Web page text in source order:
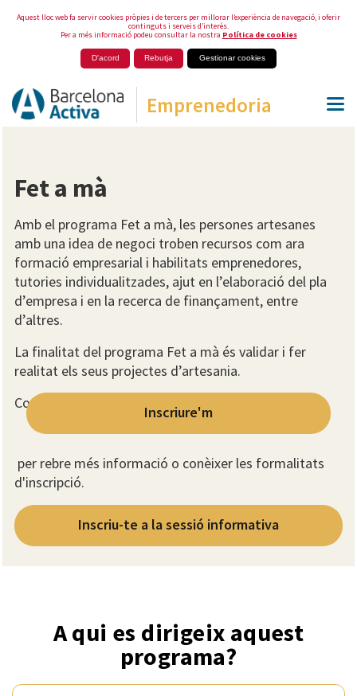
Aquest lloc web fa servir cookies pròpies i de tercers per millorar l’experiència de navegació, i oferir
continguts i serveis d’interès.
Per a més informació podeu consultar la nostra Política de cookies
D'acord Rebutja Gestionar cookies
Emprenedoria
Fet a mà
Amb el programa Fet a mà, les persones artesanes
amb una idea de negoci troben recursos com ara
formació empresarial i habilitats emprenedores,
tutories individualitzades, ajut en l’elaboració del pla
d’empresa i en la recerca de finançament, entre
d’altres.
La finalitat del programa Fet a mà és validar i fer
realitat els seus projectes d’artesania.
Contacta amb
Inscriure'm
per rebre més informació o conèixer les formalitats
d'inscripció.
Inscriu-te a la sessió informativa
A qui es dirigeix aquest
programa?